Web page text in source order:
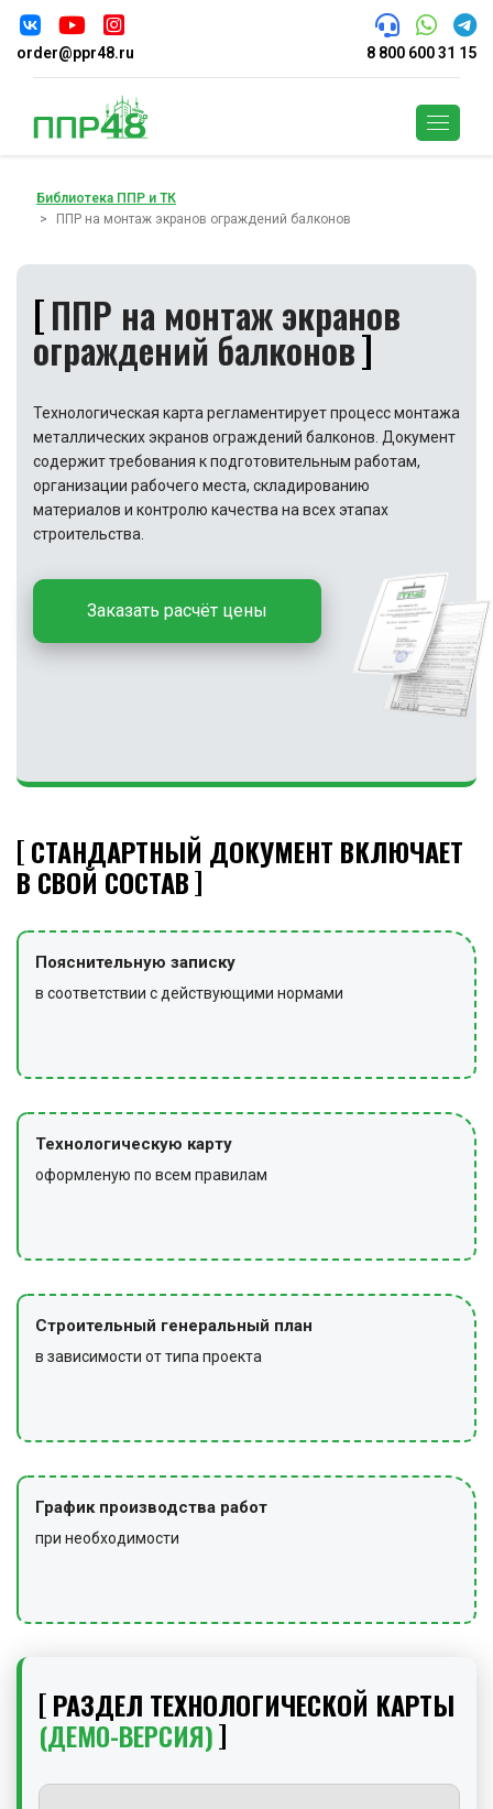
order@ppr48.ru 8 800 600 31 15
Библиотека ППР и ТК
ППР на монтаж экранов ограждений балконов
ППР на монтаж экранов
ограждений балконов
Технологическая карта регламентирует процесс монтажа
металлических экранов ограждений балконов. Документ
содержит требования к подготовительным работам,
организации рабочего места, складированию
материалов и контролю качества на всех этапах
строительства.
Заказать расчёт цены
СТАНДАРТНЫЙ ДОКУМЕНТ ВКЛЮЧАЕТ
В СВОЙ СОСТАВ
Пояснительную записку
в соответствии с действующими нормами
Технологическую карту
оформленую по всем правилам
Строительный генеральный план
в зависимости от типа проекта
График производства работ
при необходимости
РАЗДЕЛ ТЕХНОЛОГИЧЕСКОЙ КАРТЫ
(ДЕМО-ВЕРСИЯ)